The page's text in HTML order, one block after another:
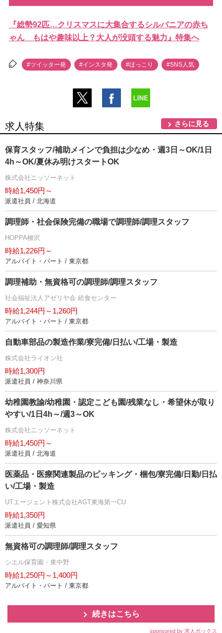
『総勢92匹…クリスマスに大集合するシルバニアの赤ち
ゃん もはや趣味以上？大人が没頭する魅力』特集へ
#ツイッター発 #インスタ発 #ほっこり #SNS人気
求人特集 さらに見る
保育スタッフ/補助メインで負担は少なめ・週3日～OK/1日
4h～OK/夏休み明けスタートOK
株式会社ニッソーネット
時給1,450円～
派遣社員 / 北海道
調理師・社会保険完備の職場で調理師/調理スタッフ
HOPPA柳沢
時給1,226円～
アルバイト・パート / 東京都
調理補助・無資格可の調理師/調理スタッフ
社会福祉法人アゼリヤ会 給食センター
時給1,244円～1,260円
アルバイト・パート / 東京都
自動車部品の製造作業/寮完備/日払い/工場・製造
株式会社ライオン社
時給1,300円
派遣社員 / 神奈川県
幼稚園教諭/幼稚園・認定こども園/残業なし・希望休が取り
すい/1日4h～/週3～OK
株式会社ニッソーネット
時給1,450円～
派遣社員 / 北海道
医薬品・医療関連製品のピッキング・梱包/寮完備/日勤/日払
い/工場・製造
UTエージェント株式会社AGT東海第一CU
時給1,350円
派遣社員 / 愛知県
無資格可の調理師/調理スタッフ
シエル保育園・東中野
時給1,250円～1,400円
アルバイト・パート / 東京都
続きはこちら
sponsored by 求人ボックス